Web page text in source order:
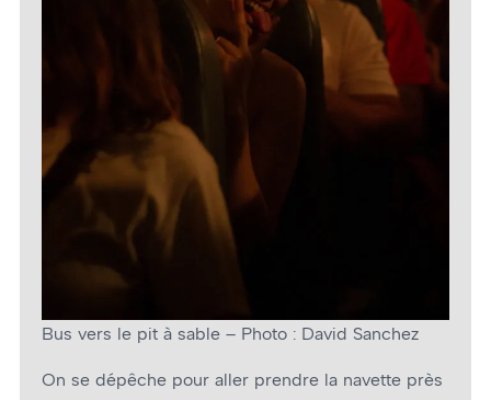
Bus vers le pit à sable – Photo : David Sanchez
On se dépêche pour aller prendre la navette près